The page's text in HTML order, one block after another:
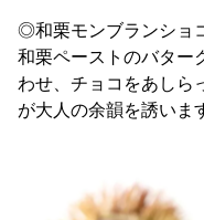
◎和栗モンブランショ
和栗ペーストのバター
わせ、チョコをあしら
が大人の余韻を誘いま